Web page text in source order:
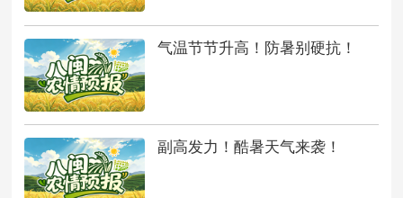
气温节节升高！防暑别硬抗！
副高发力！酷暑天气来袭！